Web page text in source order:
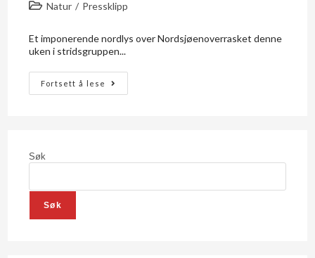
Natur / Pressklipp
Et imponerende nordlys over Nordsjøenoverrasket denne
uken i stridsgruppen...
Fortsett å lese
Søk
Søk